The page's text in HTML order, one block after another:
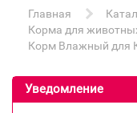
Главная
Корма для
Корм Влажный для
Уведомление